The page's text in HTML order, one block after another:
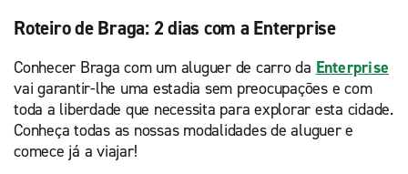
Roteiro de Braga: 2 dias com a Enterprise
Conhecer Braga com um aluguer de carro da Enterprise
vai garantir-lhe uma estadia sem preocupações e com
toda a liberdade que necessita para explorar esta cidade.
Conheça todas as nossas modalidades de aluguer e
comece já a viajar!